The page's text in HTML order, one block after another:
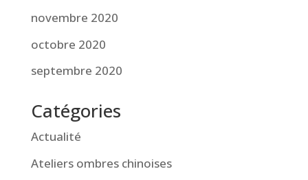
novembre 2020
octobre 2020
septembre 2020
Catégories
Actualité
Ateliers ombres chinoises